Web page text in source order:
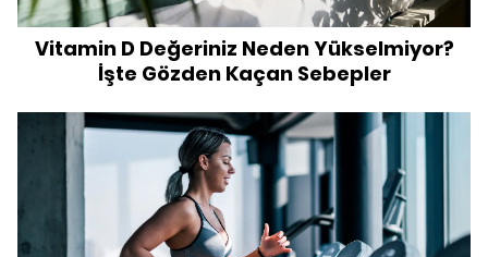
Vitamin D Değeriniz Neden Yükselmiyor?
İşte Gözden Kaçan Sebepler